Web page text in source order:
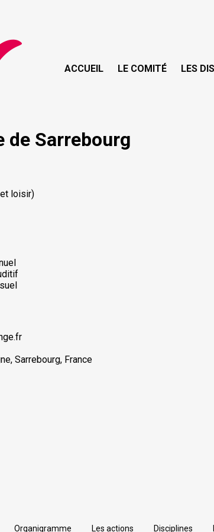
ACCUEIL LE COMITÉ LES
de Sarrebourg
loisir)
Sarrebourg, France
Organigramme Les actions Disciplines